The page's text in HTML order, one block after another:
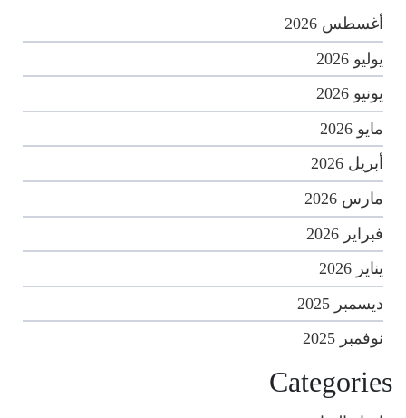
أغسطس 2026
يوليو 2026
يونيو 2026
مايو 2026
أبريل 2026
مارس 2026
فبراير 2026
يناير 2026
ديسمبر 2025
نوفمبر 2025
Categories